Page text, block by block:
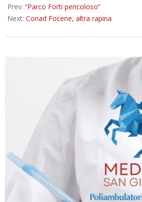
Prev: “Parco Forti pericoloso”
Next: Conad Focene, altra rapina